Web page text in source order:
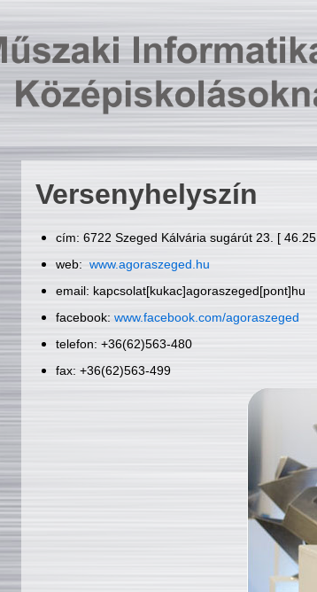
Versenyhelyszín
cím: 6722 Szeged Kálvária sugárút 23. [
web: www.agoraszeged.hu
email: kapcsolat[kukac]agoraszeged[pont]hu
facebook: www.facebook.com/agoraszeged
telefon: +36(62)563-480
fax: +36(62)563-499